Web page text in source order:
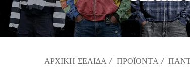
ΑΡΧΙΚΉ ΣΕΛΊΔΑ / ΠΡΟΪΌΝΤΑ /